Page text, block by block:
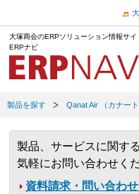
大塚商会のERPソリューション情報サイ
ERPナビ
製品を探す Qanat Air （カナー
製品、サービスに関す
気軽にお問い合わせく
資料請求・問い合わ